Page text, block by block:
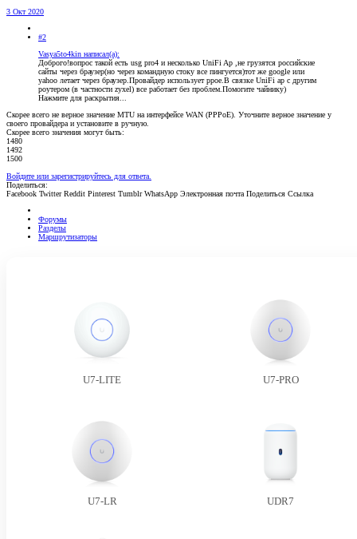
3 Окт 2020
#2
Vasya5to4kin написал(а):
Доброго!вопрос такой есть usg pro4 и несколько UniFi Ap ,не грузятся российские
сайты через браузер(но через командную стоку все пингуется)тот же google или
yahoo летает через браузер.Провайдер использует ppoe.В связке UniFi ap с другим
роутером (в частности zyxel) все работает без проблем.Помогите чайнику)
Нажмите для раскрытия...
Скорее всего не верное значение MTU на интерфейсе WAN (PPPoE). Уточните верное значение у
своего провайдера и установите в ручную.
Скорее всего значения могут быть:
1480
1492
1500
Войдите или зарегистрируйтесь для ответа.
Поделиться:
Facebook Twitter Reddit Pinterest Tumblr WhatsApp Электронная почта Поделиться Ссылка
Форумы
Разделы
Маршрутизаторы
U7-LITE U7-PRO
U7-LR UDR7